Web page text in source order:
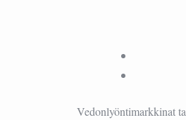
Vedonlyöntimarkkinat